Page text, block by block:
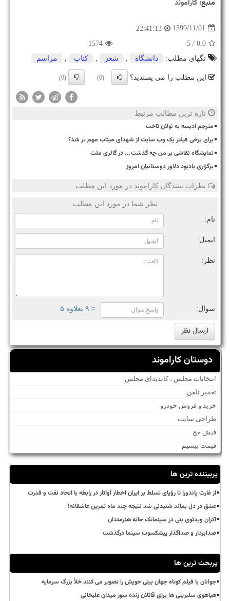
منبع: كاراموند
1399/11/01
22:41:13
0.0
/ 5
1574
تگهای مطلب:
دانشگاه , شعر , كتاب , مراسم
این مطلب را می پسندید؟ (0)
(0)
تازه ترین مطالب مرتبط
مترجم ادیسه به نولان تاخت
برای برخی فیلتر یک وب سایت از شهدای میناب مهم تر شد؟
نمایشگاه نقاشی بر من چه گذشت... در گالری ملت
برگزاری یادبود دلاور دوستانیان امروز
نظرات بینندگان کاراموند در مورد این مطلب
نظر شما در مورد این مطلب
نام:
ایمیل:
نظر:
سوال: = ۹ بعلاوه ۵
دوستان کاراموند
انتخابات مجلس ، کاندیدای مجلس
تعمیر تلفن
خرید و فروش خودرو
طراحی سایت
فیش حج
قیمت بیسیم
پربیننده ترین ها
از غارت پاندورا تا رؤیای تسلط بر ایران اخطار آواتار در رابطه با اتحاد نفت و قدرت
عشق در دل بماند شنیدنی شد نتیجه چند ماه تمرین عاشقانه!
اکران ویدئوی بنی در سینماتک خانه هنرمندان
صدابردار و صداگذار پیشکسوت سینما درگذشت
پربحث ترین ها
جوانان با فیلم کوتاه جهان بینی خویش را تصویر می کنند خلأ بزرگ سرمایه
هیاهوی سلبریتی ها برای قاتلان زنده سوز میدان علیخانی